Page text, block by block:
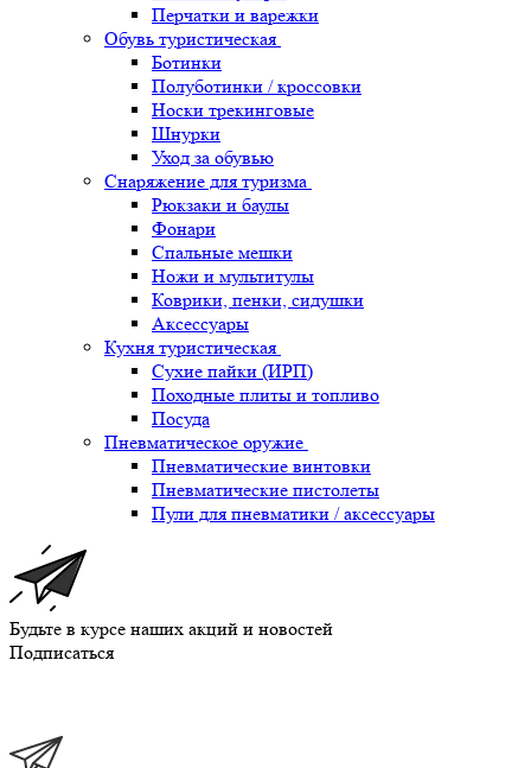
Перчатки и варежки
Обувь туристическая
Ботинки
Полуботинки / кроссовки
Носки трекинговые
Шнурки
Уход за обувью
Снаряжение для туризма
Рюкзаки и баулы
Фонари
Спальные мешки
Ножи и мультитулы
Коврики, пенки, сидушки
Аксессуары
Кухня туристическая
Сухие пайки (ИРП)
Походные плиты и топливо
Посуда
Пневматическое оружие
Пневматические винтовки
Пневматические пистолеты
Пули для пневматики / аксессуары
Будьте в курсе наших акций и новостей
Подписаться